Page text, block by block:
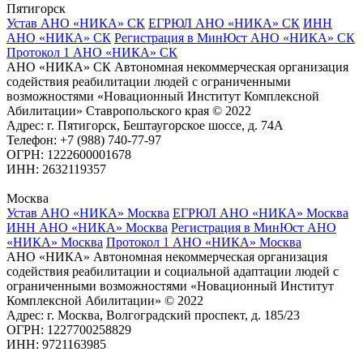
Пятигорск
Устав АНО «НИКА» СК ЕГРЮЛ АНО «НИКА» СК ИНН
АНО «НИКА» СК Регистрация в МинЮст АНО «НИКА» СК
Протокол 1 АНО «НИКА» СК
АНО «НИКА» СК Автономная некоммерческая организация
содействия реабилитации людей с ограниченными
возможностями «Новационный Институт Комплексной
Абилитации» Ставропольского края © 2022
Адрес: г. Пятигорск, Бештаугорское шоссе, д. 74А
Телефон: +7 (988) 740-77-97
ОГРН: 1222600001678
ИНН: 2632119357
Москва
Устав АНО «НИКА» Москва ЕГРЮЛ АНО «НИКА» Москва
ИНН АНО «НИКА» Москва Регистрация в МинЮст АНО
«НИКА» Москва Протокол 1 АНО «НИКА» Москва
АНО «НИКА» Автономная некоммерческая организация
содействия реабилитации и социальной адаптации людей с
ограниченными возможностями «Новационный Институт
Комплексной Абилитации» © 2022
Адрес: г. Москва, Волгоградский проспект, д. 185/23
ОГРН: 1227700258829
ИНН: 9721163985